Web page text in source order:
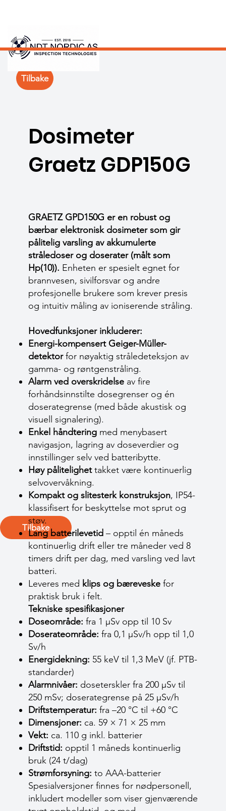
Tilbake
Dosimeter
Graetz GDP150G
GRAETZ GPD150G er en robust og
bærbar elektronisk dosimeter som gir
pålitelig varsling av akkumulerte
stråledoser og doserater (målt som
Hp(10)). Enheten er spesielt egnet for
brannvesen, sivilforsvar og andre
profesjonelle brukere som krever presis
og intuitiv måling av ioniserende stråling.
Hovedfunksjoner inkluderer:
Energi-kompensert Geiger-Müller-
detektorfor nøyaktig stråledeteksjon av
gamma- og røntgenstråling.
Alarm ved overskridelse av fire
forhåndsinnstilte dosegrenser og én
doserategrense (med både akustisk og
visuell signalering).
Enkel håndtering med menybasert
navigasjon, lagring av doseverdier og
innstillinger selv ved batteribytte.
Høy pålitelighettakket være kontinuerlig
selvovervåkning.
Kompakt og slitesterk konstruksjon, IP54-
klassifisert for beskyttelse mot sprut og
støv.
Lang batterilevetid – opptil én måneds
kontinuerlig drift eller tre måneder ved 8
timers drift per dag, med varsling ved lavt
batteri.
Leveres med klips og bæreveske for
praktisk bruk i felt.
Tekniske spesifikasjoner
Doseområde: fra 1 µSv opp til 10 Sv
Doserateområde: fra 0,1 µSv/h opp til 1,0
Sv/h
Energidekning: 55 keV til 1,3 MeV (jf. PTB-
standarder)
Alarmnivåer: doseterskler fra 200 µSv til
250 mSv; doserategrense på 25 µSv/h
Driftstemperatur: fra –20 °C til +60 °C
Dimensjoner: ca. 59 × 71 × 25 mm
Vekt: ca. 110 g inkl. batterier
Driftstid: opptil 1 måneds kontinuerlig
bruk (24 t/dag)
Strømforsyning: to AAA-batterier
Spesialversjoner finnes for nødpersonell,
inkludert modeller som viser gjenværende
Tilbake